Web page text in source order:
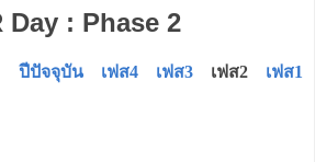
Day : Phase 2
ปีปัจจุบัน เฟส4 เฟส3 เฟส2 เฟส1